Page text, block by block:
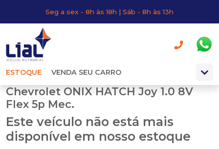
Seg a sex - 8h às 18h | Sáb - 8h às 13h
ESTOQUE VENDA SEU CARRO
Chevrolet ONIX HATCH Joy 1.0 8V
Flex 5p Mec.
Este veículo não está mais
disponível em nosso estoque